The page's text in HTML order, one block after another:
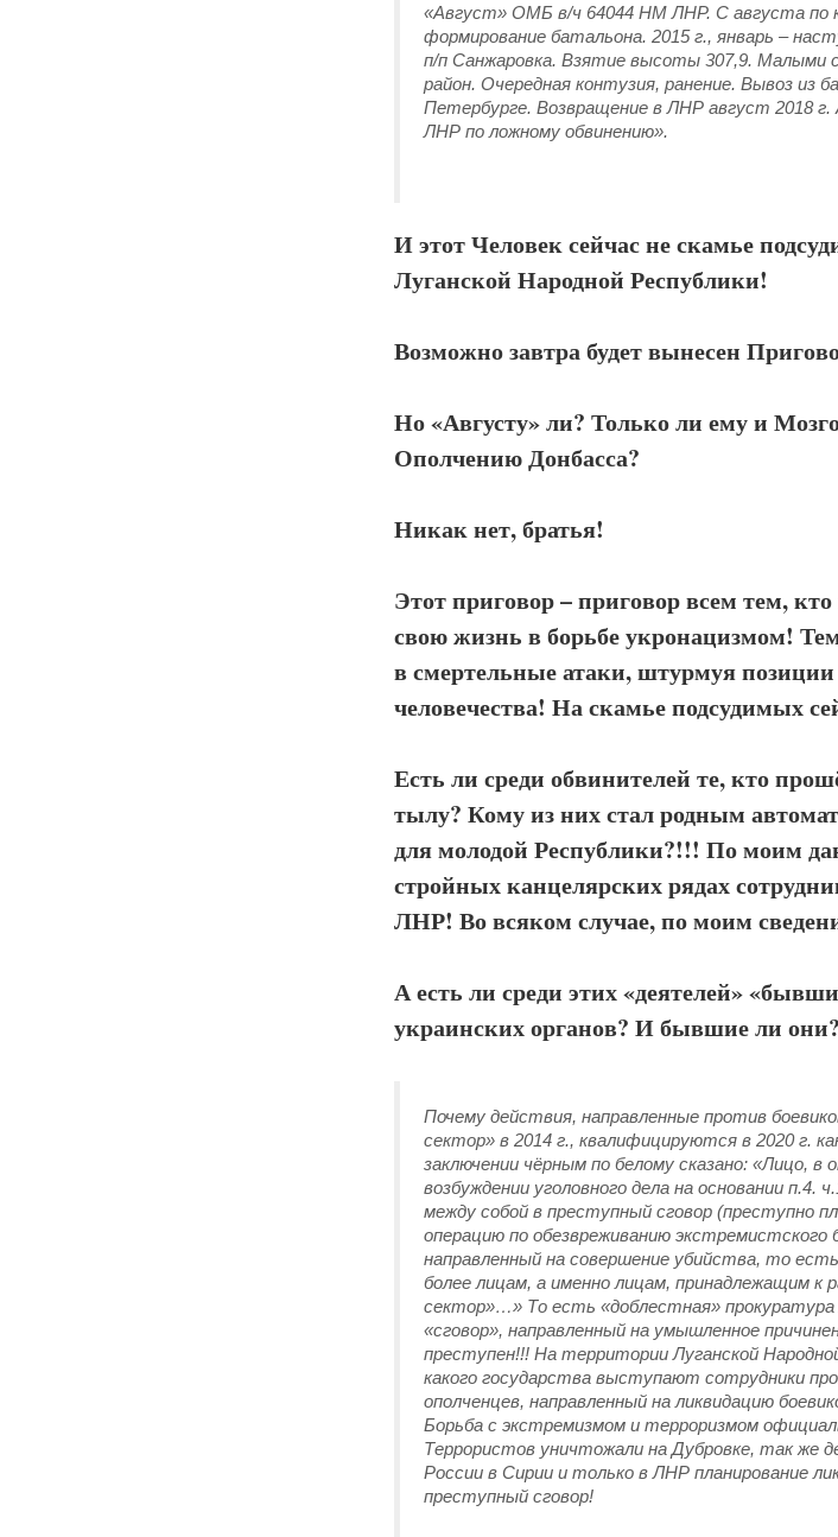
«Август» ОМБ в/ч 64044 НМ ЛНР. С августа по
формирование батальона. 2015 г., январь –
п/п Санжаровка. Взятие высоты 307,9. Малыми
район. Очередная контузия, ранение. Вывоз из
Петербурге. Возвращение в ЛНР август 2018
ЛНР по ложному обвинению».
И этот Человек сейчас не скамье
Луганской Народной Республики!
Возможно завтра будет вынесен
Но «Августу» ли? Только ли ему и
Ополчению Донбасса?
Никак нет, братья!
Этот приговор – приговор всем тем,
свою жизнь в борьбе укронацизмом!
в смертельные атаки, штурмуя позиции
человечества! На скамье подсудимых
Есть ли среди обвинителей те, кто
тылу? Кому из них стал родным
для молодой Республики?!!! По моим
стройных канцелярских рядах
ЛНР! Во всяком случае, по моим
А есть ли среди этих «деятелей»
украинских органов? И бывшие ли
Почему действия, направленные против
сектор» в 2014 г., квалифицируются в 2020 г.
заключении чёрным по белому сказано: «Лицо,
возбуждении уголовного дела на основании
между собой в преступный сговор (преступно
операцию по обезвреживанию
направленный на совершение убийства, то
более лицам, а именно лицам, принадлежащим к
сектор»…» То есть «доблестная»
«сговор», направленный на умышленное
преступен!!! На территории Луганской
какого государства выступают сотрудники
ополченцев, направленный на ликвидацию
Борьба с экстремизмом и терроризмом
Террористов уничтожали на Дубровке, так же
России в Сирии и только в ЛНР планирование
преступный сговор!